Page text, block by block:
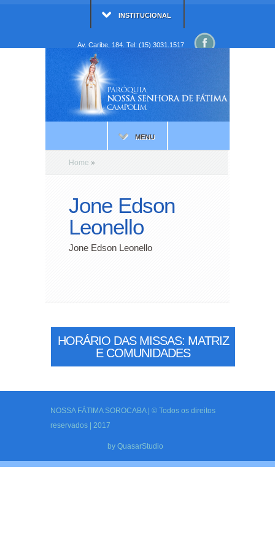
INSTITUCIONAL
Av. Caribe, 184. Tel: (15) 3031.1517
MENU
Home »
Jone Edson
Leonello
Jone Edson Leonello
HORÁRIO DAS MISSAS: MATRIZ
E COMUNIDADES
NOSSA FÁTIMA SOROCABA | © Todos os direitos
reservados | 2017
by QuasarStudio